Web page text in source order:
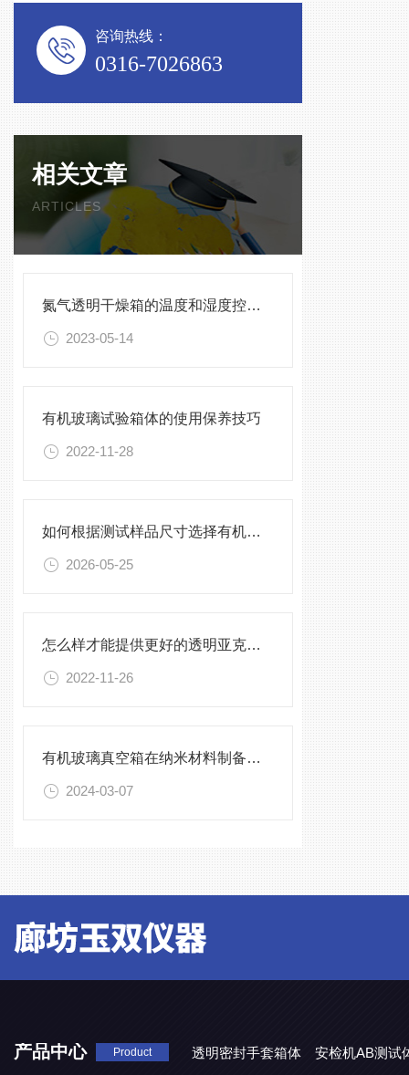
咨询热线：
0316-7026863
相关文章
ARTICLES
氮气透明干燥箱的温度和湿度控制方式有哪些？
2023-05-14
有机玻璃试验箱体的使用保养技巧
2022-11-28
如何根据测试样品尺寸选择有机玻璃试验箱
2026-05-25
怎么样才能提供更好的透明亚克力加工产品
2022-11-26
有机玻璃真空箱在纳米材料制备中的应用
2024-03-07
产品中心 Product 透明密封手套箱体 安检机AB测试